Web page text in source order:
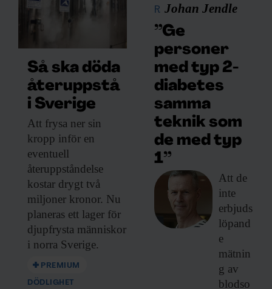
Så ska döda
återuppstå
i Sverige
Att frysa ner sin
kropp inför en
eventuell
återuppståndelse
kostar drygt två
miljoner kronor. Nu
planeras ett lager för
djupfrysta människor
i norra Sverige.
PREMIUM
DÖDLIGHET
R Johan Jendle
”Ge
personer
med typ 2-
diabetes
samma
teknik som
de med typ
1”
Att de
inte
erbjuds
löpand
e
mätnin
g av
blodso